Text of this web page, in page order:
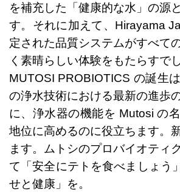
を補充した「健康的な水」の源
す。それに加えて、Hirayama
定された品質システムがすべて
く素晴らしい体験をもたらすで
MUTOSI PROBIOTICS の誕生
の浄水技術における最新の進歩
に、浄水器の機能を Mutosi の
地位に高めるのに役立ちます。
ます。ムトシのプロバイオティ
て「安全にテトを食べましょう
せと健康」を。